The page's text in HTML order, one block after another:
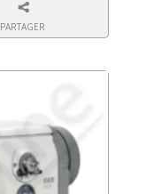
PARTAGER